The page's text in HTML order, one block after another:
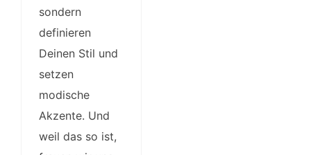
sondern
definieren
Deinen Stil und
setzen
modische
Akzente. Und
weil das so ist,